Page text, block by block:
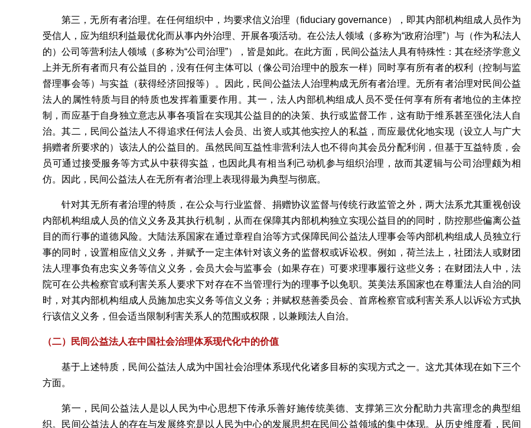
第三，无所有者治理。在任何组织中，均要求信义治理（fiduciary governance），即其内部机构组成人员作为
受信人，应为组织利益最优化而从事内外治理、开展各项活动。在公法人领域（多称为“政府治理”）与（作为私法人
的）公司等营利法人领域（多称为“公司治理”），皆是如此。在此方面，民间公益法人具有特殊性：其在经济学意义
上并无所有者而只有公益目的，没有任何主体可以（像公司治理中的股东一样）同时享有所有者的权利（控制与监
督理事会等）与实益（获得经济回报等）。因此，民间公益法人治理构成无所有者治理。无所有者治理对民间公益
法人的属性特质与目的特质也发挥着重要作用。其一，法人内部机构组成人员不受任何享有所有者地位的主体控
制，而应基于自身独立意志从事各项旨在实现其公益目的的决策、执行或监督工作，这有助于维系甚至强化法人自
治。其二，民间公益法人不得追求任何法人会员、出资人或其他实控人的私益，而应最优化地实现（设立人与广大
捐赠者所要求的）该法人的公益目的。虽然民间互益性非营利法人也不得向其会员分配利润，但基于互益特质，会
员可通过接受服务等方式从中获得实益，也因此具有相当利己动机参与组织治理，故而其逻辑与公司治理颇为相
仿。因此，民间公益法人在无所有者治理上表现得最为典型与彻底。
针对其无所有者治理的特质，在公众与行业监督、捐赠协议监督与传统行政监管之外，两大法系尤其重视创设
内部机构组成人员的信义义务及其执行机制，从而在保障其内部机构独立实现公益目的的同时，防控那些偏离公益
目的而行事的道德风险。大陆法系国家在通过章程自治等方式保障民间公益法人理事会等内部机构组成人员独立行
事的同时，设置相应信义义务，并赋予一定主体针对该义务的监督权或诉讼权。例如，荷兰法上，社团法人或财团
法人理事负有忠实义务等信义义务，会员大会与监事会（如果存在）可要求理事履行这些义务；在财团法人中，法
院可在公共检察官或利害关系人要求下对存在不当管理行为的理事予以免职。英美法系国家也在尊重法人自治的同
时，对其内部机构组成人员施加忠实义务等信义义务；并赋权慈善委员会、首席检察官或利害关系人以诉讼方式执
行该信义义务，但会适当限制利害关系人的范围或权限，以兼顾法人自治。
（二）民间公益法人在中国社会治理体系现代化中的价值
基于上述特质，民间公益法人成为中国社会治理体系现代化诸多目标的实现方式之一。这尤其体现在如下三个
方面。
第一，民间公益法人是以人民为中心思想下传承乐善好施传统美德、支撑第三次分配助力共富理念的典型组
织。民间公益法人的存在与发展终究是以人民为中心的发展思想在民间公益领域的集中体现。从历史维度看，民间